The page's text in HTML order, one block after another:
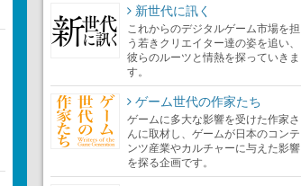
新世代に訊く
これからのデジタルゲーム市場を担
う若きクリエイター達の姿を追い、
彼らのルーツと情熱を探っていきま
す。
ゲーム世代の作家たち
ゲームに多大な影響を受けた作家さ
んに取材し、ゲームが日本のコンテ
ンツ産業やカルチャーに与えた影響
を探る企画です。